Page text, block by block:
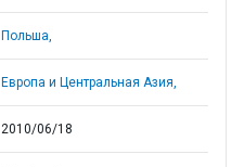
Польша,
Европа и Центральная Азия,
2010/06/18